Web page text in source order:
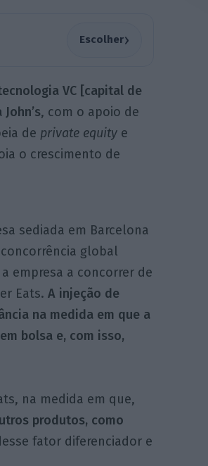
Escolher›
VC [capital de
, com o apoio de
de private equity e
o crescimento de
sediada em Barcelona
global
empresa a concorrer de
Eats. A injeção de
na medida em que a
bolsa e, com isso,
na medida em que,
produtos, como
fator diferenciador e